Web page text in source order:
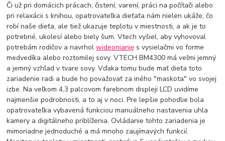
Či už pri domácich prácach, čistení, varení, práci na počítači alebo
pri relaxácii s knihou, opatrovateľka dieťaťa nám nielen ukáže, čo
robí naše dieťa, ale tiež ukazuje teplotu v miestnosti, a ak je to
potrebné, ukolesí alebo biely šum. Vtech vyšiel, aby vyhovoval
potrebám rodičov a navrholwideonianię s vysielačmi vo forme
medvedíka alebo roztomilej sovy. VTECH BM4300 má veľmi jemný
a jemný vzhľad v tvare sovy. Vďaka tomu bude mať dieťa toto
zariadenie radi a bude ho považovať za iného "maskota" vo svojej
izbe. Na veľkom 4,3 palcovom farebnom displeji LCD uvidíme
najmenšie podrobnosti, a to aj v noci. Pre lepšie pohodlie bola
opatrovateľka vybavená funkciou manuálneho nastavenia uhla
kamery a digitálneho priblíženia. Ovládanie tohto zariadenia je
mimoriadne jednoduché a má mnoho zaujímavých funkcií.